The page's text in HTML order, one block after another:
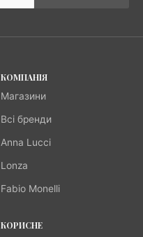
КОМПАНІЯ
Магазини
Всі бренди
Anna Lucci
Lonza
Fabio Monelli
КОРИСНЕ